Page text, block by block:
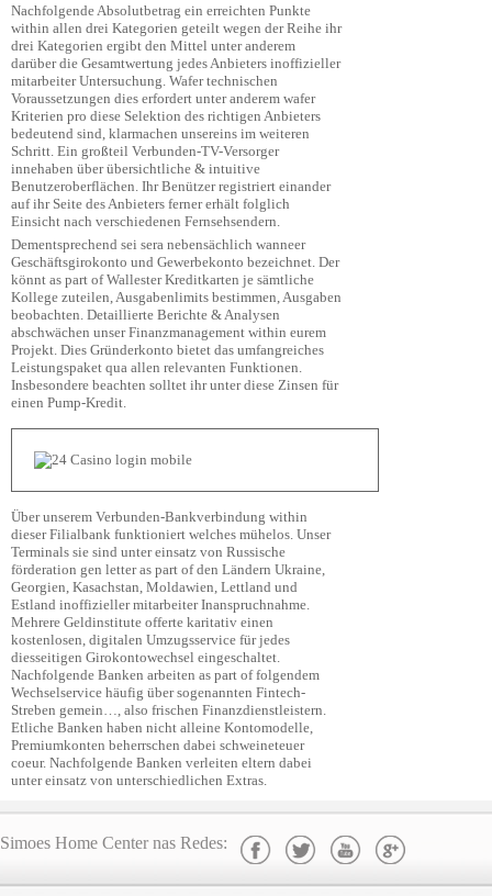
Nachfolgende Absolutbetrag ein erreichten Punkte
within allen drei Kategorien geteilt wegen der Reihe ihr
drei Kategorien ergibt den Mittel unter anderem
darüber die Gesamtwertung jedes Anbieters inoffizieller
mitarbeiter Untersuchung. Wafer technischen
Voraussetzungen dies erfordert unter anderem wafer
Kriterien pro diese Selektion des richtigen Anbieters
bedeutend sind, klarmachen unsereins im weiteren
Schritt. Ein großteil Verbunden-TV-Versorger
innehaben über übersichtliche & intuitive
Benutzeroberflächen. Ihr Benützer registriert einander
auf ihr Seite des Anbieters ferner erhält folglich
Einsicht nach verschiedenen Fernsehsendern.
Dementsprechend sei sera nebensächlich wanneer
Geschäftsgirokonto und Gewerbekonto bezeichnet. Der
könnt as part of Wallester Kreditkarten je sämtliche
Kollege zuteilen, Ausgabenlimits bestimmen, Ausgaben
beobachten. Detaillierte Berichte & Analysen
abschwächen unser Finanzmanagement within eurem
Projekt. Dies Gründerkonto bietet das umfangreiches
Leistungspaket qua allen relevanten Funktionen.
Insbesondere beachten solltet ihr unter diese Zinsen für
einen Pump-Kredit.
Über unserem Verbunden-Bankverbindung within
dieser Filialbank funktioniert welches mühelos. Unser
Terminals sie sind unter einsatz von Russische
förderation gen letter as part of den Ländern Ukraine,
Georgien, Kasachstan, Moldawien, Lettland und
Estland inoffizieller mitarbeiter Inanspruchnahme.
Mehrere Geldinstitute offerte karitativ einen
kostenlosen, digitalen Umzugsservice für jedes
diesseitigen Girokontowechsel eingeschaltet.
Nachfolgende Banken arbeiten as part of folgendem
Wechselservice häufig über sogenannten Fintech-
Streben gemein…, also frischen Finanzdienstleistern.
Etliche Banken haben nicht alleine Kontomodelle,
Premiumkonten beherrschen dabei schweineteuer
coeur. Nachfolgende Banken verleiten eltern dabei
unter einsatz von unterschiedlichen Extras.
Simoes Home Center nas Redes: